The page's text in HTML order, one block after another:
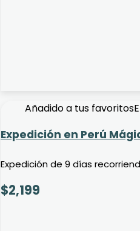
Añadido a tus favoritos
Expedición en Perú
Expedición de 9 días
$2,199